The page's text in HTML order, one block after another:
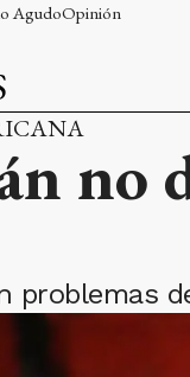
AgudoOpinión
no
problemas